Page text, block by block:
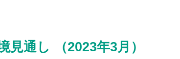
見通し （2023年3月）